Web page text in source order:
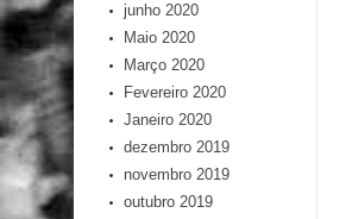
junho 2020
Maio 2020
Março 2020
Fevereiro 2020
Janeiro 2020
dezembro 2019
novembro 2019
outubro 2019